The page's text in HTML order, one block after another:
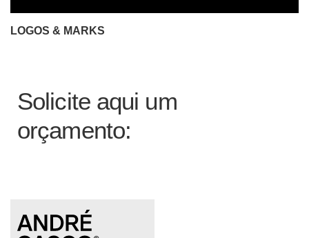
LOGOS & MARKS
Solicite aqui um
orçamento: